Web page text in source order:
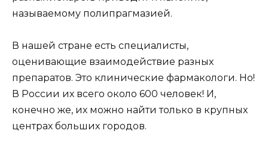
называемому полипрагмазией.
В нашей стране есть специалисты,
оценивающие взаимодействие разных
препаратов. Это клинические фармакологи. Но!
В России их всего около 600 человек! И,
конечно же, их можно найти только в крупных
центрах больших городов.